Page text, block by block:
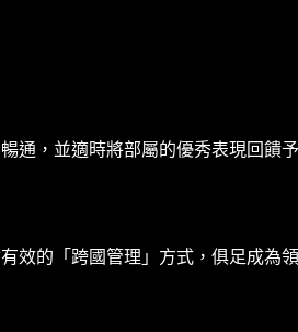
，並適時將部屬的優秀表現回饋
的「跨國管理」方式，俱足成為